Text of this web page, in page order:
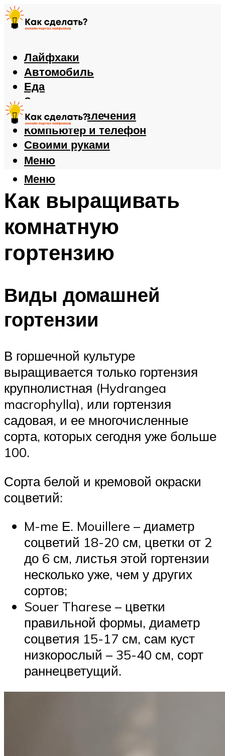
Лайфхаки
Автомобиль
Еда
Здоровье
Игры и развлечения
Компьютер и телефон
Своими руками
Меню
Меню
Как выращивать
комнатную
гортензию
Виды домашней
гортензии
В горшечной культуре
выращивается только гортензия
крупнолистная (Hydrangea
macrophylla), или гортензия
садовая, и ее многочисленные
сорта, которых сегодня уже больше
100.
Сорта белой и кремовой окраски
соцветий:
M-me Е. Mouillere – диаметр
соцветий 18-20 см, цветки от 2
до 6 см, листья этой гортензии
несколько уже, чем у других
сортов;
Souer Tharese – цветки
правильной формы, диаметр
соцветия 15-17 см, сам куст
низкорослый – 35-40 см, сорт
раннецветущий.